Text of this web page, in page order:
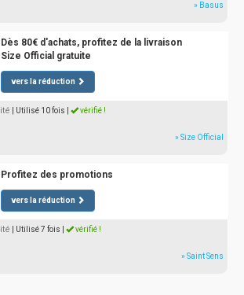
» Basus
Dès 80€ d'achats, profitez de la livraison
Size Official gratuite
vers la réduction
| Utilisé 10 fois vérifié !
» Size Official
Profitez des promotions
vers la réduction
| Utilisé 7 fois vérifié !
» Saint Sens